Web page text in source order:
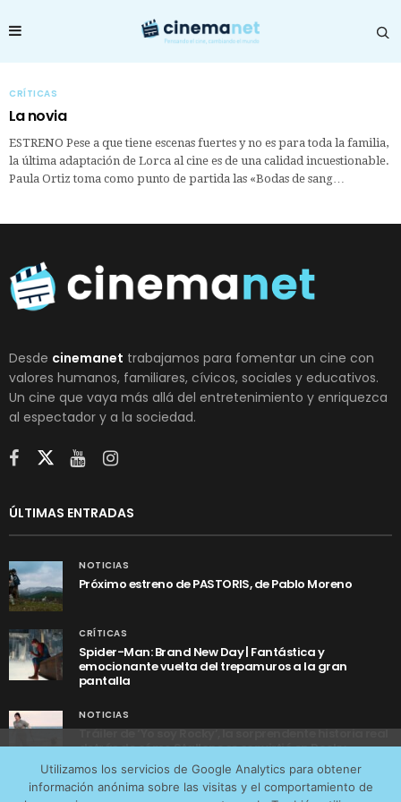
CRÍTICAS
La novia
ESTRENO Pese a que tiene escenas fuertes y no es para toda la familia,
la última adaptación de Lorca al cine es de una calidad incuestionable.
Paula Ortiz toma como punto de partida las «Bodas de sang…
Desde cinemanet trabajamos para fomentar un cine con
valores humanos, familiares, cívicos, sociales y educativos.
Un cine que vaya más allá del entretenimiento y enriquezca
al espectador y a la sociedad.
ÚLTIMAS ENTRADAS
NOTICIAS
Próximo estreno de PASTORIS, de Pablo Moreno
CRÍTICAS
Spider-Man: Brand New Day | Fantástica y
emocionante vuelta del trepamuros a la gran
pantalla
NOTICIAS
Tráiler de ‘Yo soy Rocky’, la sorprendente historia real
detrás de cómo Stallone se convirtió en Rocky
Utilizamos los servicios de Google Analytics para obtener
información anónima sobre las visitas y el comportamiento de
tráfico web que recibimos y conocer los servicios que